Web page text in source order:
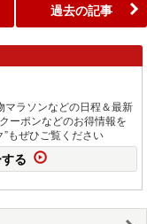
過去の記事
マラソンなどの日程＆最新
ーポンなどのお得情報を
もぜひご覧ください
る